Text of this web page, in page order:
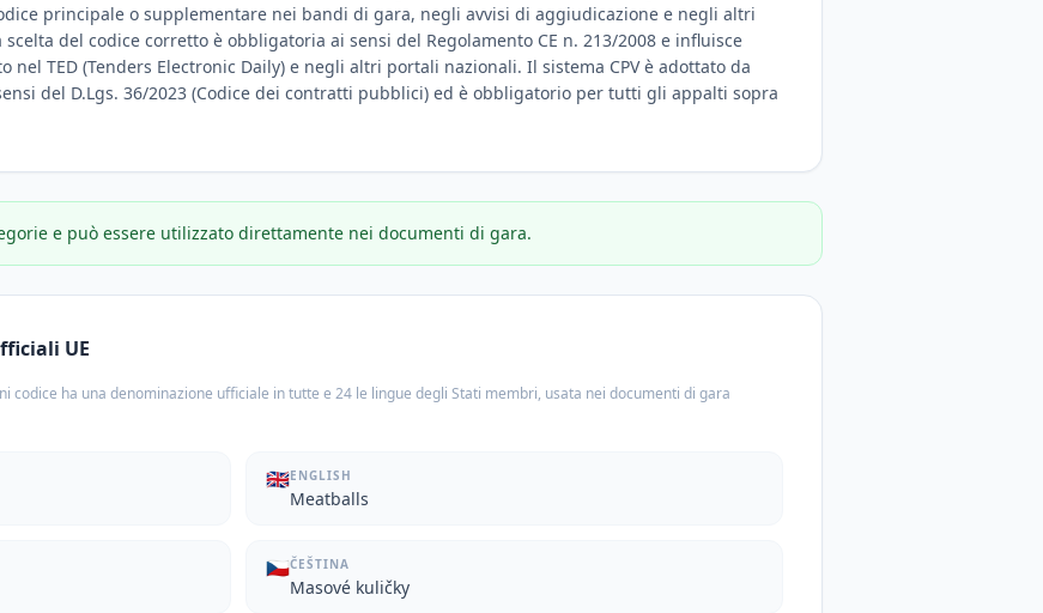
principale o supplementare nei bandi di gara, negli avvisi di aggiudicazione e negli altri
del codice corretto è obbligatoria ai sensi del Regolamento CE n. 213/2008 e influisce
TED (Tenders Electronic Daily) e negli altri portali nazionali. Il sistema CPV è adottato da
del D.Lgs. 36/2023 (Codice dei contratti pubblici) ed è obbligatorio per tutti gli appalti sopra
e può essere utilizzato direttamente nei documenti di gara.
UE
codice ha una denominazione ufficiale in tutte e 24 le lingue degli Stati membri, usata nei documenti di gara
🇬🇧ENGLISH
Meatballs
🇨🇿ČEŠTINA
Masové kuličky